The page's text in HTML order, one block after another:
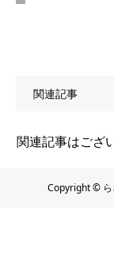
関連記事
関連記事はござ
Copyright © ら